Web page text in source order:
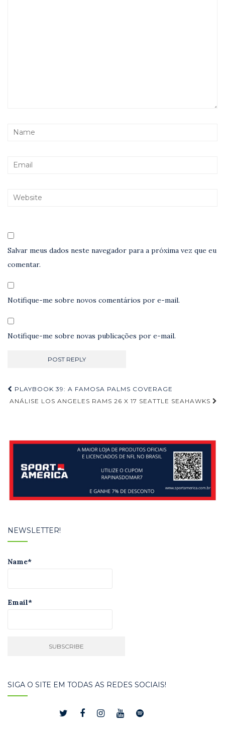
Salvar meus dados neste navegador para a próxima vez que eu
comentar.
Notifique-me sobre novos comentários por e-mail.
Notifique-me sobre novas publicações por e-mail.
Navegação
de
PLAYBOOK 39: A FAMOSA PALMS COVERAGE
ANÁLISE LOS ANGELES RAMS 26 X 17 SEATTLE SEAHAWKS
NEWSLETTER!
Name*
Email*
SIGA O SITE EM TODAS AS REDES SOCIAIS!